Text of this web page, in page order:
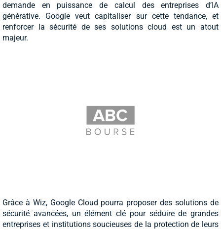
demande en puissance de calcul des entreprises d’IA
générative. Google veut capitaliser sur cette tendance, et
renforcer la sécurité de ses solutions cloud est un atout
majeur.
Grâce à Wiz, Google Cloud pourra proposer des solutions de
sécurité avancées, un élément clé pour séduire de grandes
entreprises et institutions soucieuses de la protection de leurs